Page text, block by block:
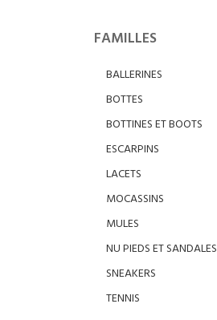
FAMILLES
BALLERINES
BOTTES
BOTTINES ET BOOTS
ESCARPINS
LACETS
MOCASSINS
MULES
NU PIEDS ET SANDALES
SNEAKERS
TENNIS